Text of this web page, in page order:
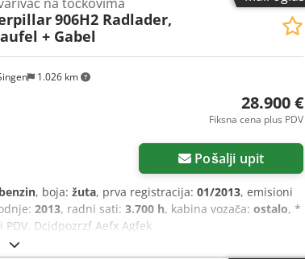
1.026 km
na točkovima
906H2 Radlader,
+ Gabel
28.900 €
Fiksna cena plus PDV
Pošalji upit
benzin, boja: žuta, prva registracija: 01/2013, emisioni
2013, radni sati: 3.700 h, kabina vozača: ostalo, *
Dcjdpozrzf Aefx Agfek